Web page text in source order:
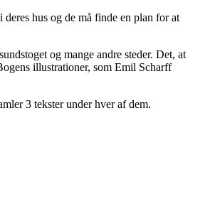
hus og de må finde en plan for at
og mange andre steder. Det, at
illustrationer, som Emil Scharff
3 tekster under hver af dem.